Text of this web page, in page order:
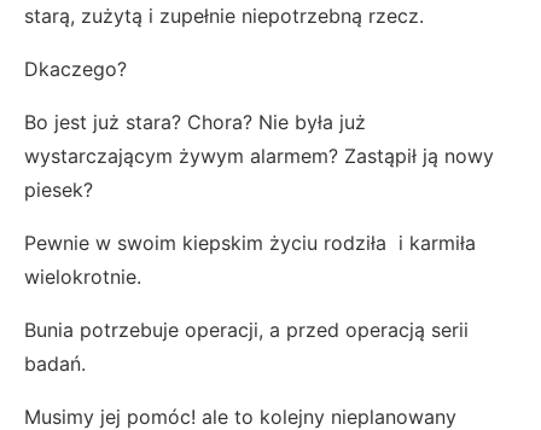
starą, zużytą i zupełnie niepotrzebną rzecz.
Dkaczego?
Bo jest już stara? Chora? Nie była już
wystarczającym żywym alarmem? Zastąpił ją nowy
piesek?
Pewnie w swoim kiepskim życiu rodziła i karmiła
wielokrotnie.
Bunia potrzebuje operacji, a przed operacją serii
badań.
Musimy jej pomóc! ale to kolejny nieplanowany